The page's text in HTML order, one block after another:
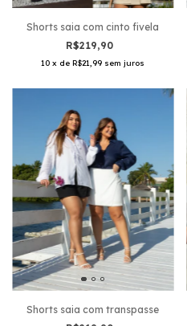
Shorts saia com cinto fivela
R$219,90
10 x deR$21,99 sem juros
Shorts saia com transpasse